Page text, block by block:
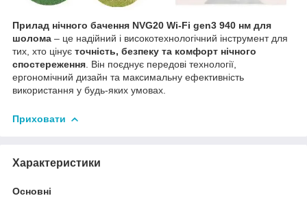
Прилад нічного бачення NVG20 Wi-Fi gen3 940 нм для
шолома – це надійний і високотехнологічний інструмент для
тих, хто цінує точність, безпеку та комфорт нічного
спостереження . Він поєднує передові технології,
ергономічний дизайн та максимальну ефективність
використання у будь-яких умовах.
Приховати
Характеристики
Основні